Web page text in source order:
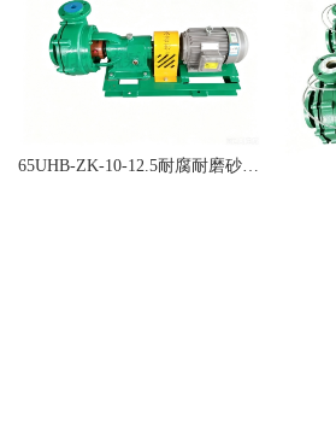
65UHB-ZK-10-12.5耐腐耐磨砂浆泵